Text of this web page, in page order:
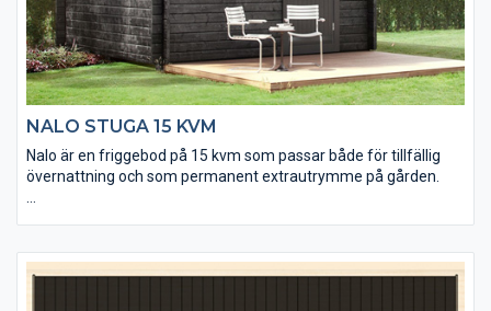
NALO STUGA 15 KVM
Nalo är en friggebod på 15 kvm som passar både för tillfällig
övernattning och som permanent extrautrymme på gården.
• Tack vare måttanpassade fönster kan du enkelt sätta in fler
fönster precis där du vill ha dem.